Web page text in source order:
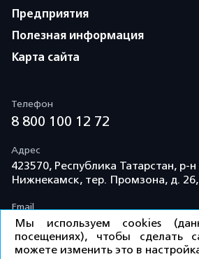
Предприятия
Полезная информация
Карта сайта
Телефон
8 800 100 12 72
Адрес
423570, Республика Татарстан, р-
Нижнекамск, тер. Промзона, д.
Email
info@td-kama.com
Мы используем cookies
посещениях), чтобы сделать
можете изменить это в